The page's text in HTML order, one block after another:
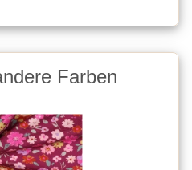
Farben